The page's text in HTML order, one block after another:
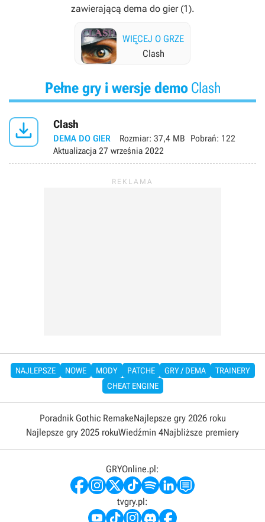
zawierającą dema do gier (1).
WIĘCEJ O GRZE
Clash
Pełne gry i wersje demoClash
 Clash
DEMA DO GIER Rozmiar: 37,4 MB Pobrań: 122
Aktualizacja 27 września 2022
NAJLEPSZE NOWE MODY PATCHE GRY / DEMA
TRAINERY
CHEAT ENGINE
Poradnik Gothic RemakeNajlepsze gry 2026 roku
Najlepsze gry 2025 rokuWiedźmin 4Najbliższe premiery
GRYOnline.pl:
tvgry.pl: